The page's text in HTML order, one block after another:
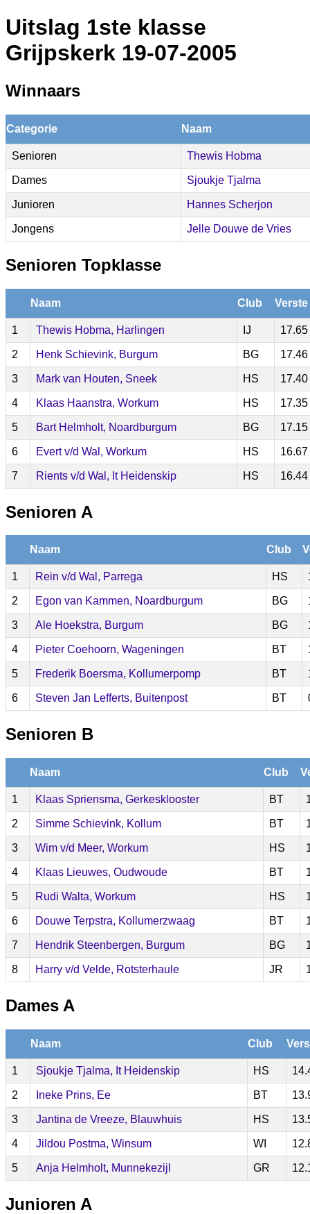
Uitslag 1ste klasse
Grijpskerk 19-07-2005
Winnaars
Categorie Naam
Senioren Thewis Hobma
Dames Sjoukje Tjalma
Junioren Hannes Scherjon
Jongens Jelle Douwe de Vries
Senioren Topklasse
Naam Club Verste
1 Thewis Hobma, Harlingen IJ 17.65
2 Henk Schievink, Burgum BG 17.46
3 Mark van Houten, Sneek HS 17.40
4 Klaas Haanstra, Workum HS 17.35
5 Bart Helmholt, Noardburgum BG 17.15
6 Evert v/d Wal, Workum HS 16.67
7 Rients v/d Wal, It Heidenskip HS 16.44
Senioren A
Naam Club
1 Rein v/d Wal, Parrega HS
2 Egon van Kammen, Noardburgum BG
3 Ale Hoekstra, Burgum BG
4 Pieter Coehoorn, Wageningen BT
5 Frederik Boersma, Kollumerpomp BT
6 Steven Jan Lefferts, Buitenpost BT
Senioren B
Naam Club
1 Klaas Spriensma, Gerkesklooster BT
2 Simme Schievink, Kollum BT
3 Wim v/d Meer, Workum HS
4 Klaas Lieuwes, Oudwoude BT
5 Rudi Walta, Workum HS
6 Douwe Terpstra, Kollumerzwaag BT
7 Hendrik Steenbergen, Burgum BG
8 Harry v/d Velde, Rotsterhaule JR
Dames A
Naam Club
1 Sjoukje Tjalma, It Heidenskip HS
2 Ineke Prins, Ee BT
3 Jantina de Vreeze, Blauwhuis HS
4 Jildou Postma, Winsum WI
5 Anja Helmholt, Munnekezijl GR
Junioren A